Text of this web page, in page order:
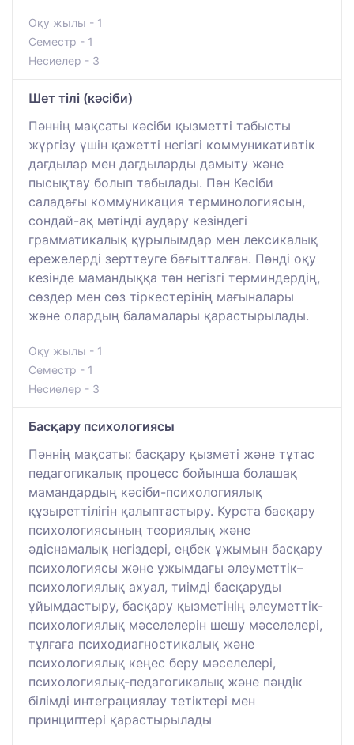
Оқу жылы - 1
Семестр - 1
Несиелер - 3
Шет тілі (кәсіби)
Пәннің мақсаты кәсіби қызметті табысты
жүргізу үшін қажетті негізгі коммуникативтік
дағдылар мен дағдыларды дамыту және
пысықтау болып табылады. Пән Кәсіби
саладағы коммуникация терминологиясын,
сондай-ақ мәтінді аудару кезіндегі
грамматикалық құрылымдар мен лексикалық
ережелерді зерттеуге бағытталған. Пәнді оқу
кезінде мамандыққа тән негізгі терминдердің,
сөздер мен сөз тіркестерінің мағыналары
және олардың баламалары қарастырылады.
Оқу жылы - 1
Семестр - 1
Несиелер - 3
Басқару психологиясы
Пәннің мақсаты: басқару қызметі және тұтас
педагогикалық процесс бойынша болашақ
мамандардың кәсіби-психологиялық
құзыреттілігін қалыптастыру. Курста басқару
психологиясының теориялық және
әдіснамалық негіздері, еңбек ұжымын басқару
психологиясы және ұжымдағы әлеуметтік–
психологиялық ахуал, тиімді басқаруды
ұйымдастыру, басқару қызметінің әлеуметтік-
психологиялық мәселелерін шешу мәселелері,
тұлғаға психодиагностикалық және
психологиялық кеңес беру мәселелері,
психологиялық-педагогикалық және пәндік
білімді интеграциялау тетіктері мен
принциптері қарастырылады